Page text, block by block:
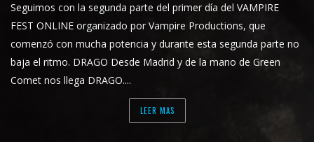
Seguimos con la segunda parte del primer día del VAMPIRE
FEST ONLINE organizado por Vampire Productions, que
comenzó con mucha potencia y durante esta segunda parte no
baja el ritmo. DRAGO Desde Madrid y de la mano de Green
Comet nos llega DRAGO....
LEER MAS